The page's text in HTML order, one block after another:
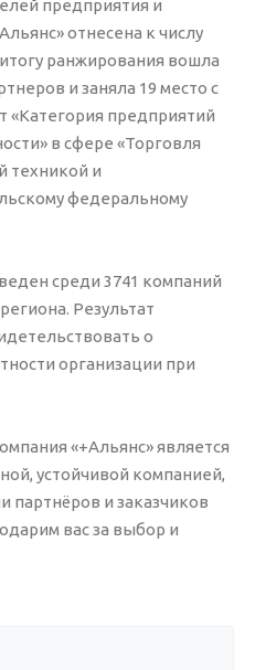
предприятия и
отнесена к числу
ранжирования вошла
и заняла 19 место с
«Категория предприятий
в сфере «Торговля
техникой и
федеральному
среди 3741 компаний
Результат
о
организации при
«+Альянс» является
устойчивой компанией,
партнёров и заказчиков
вас за выбор и